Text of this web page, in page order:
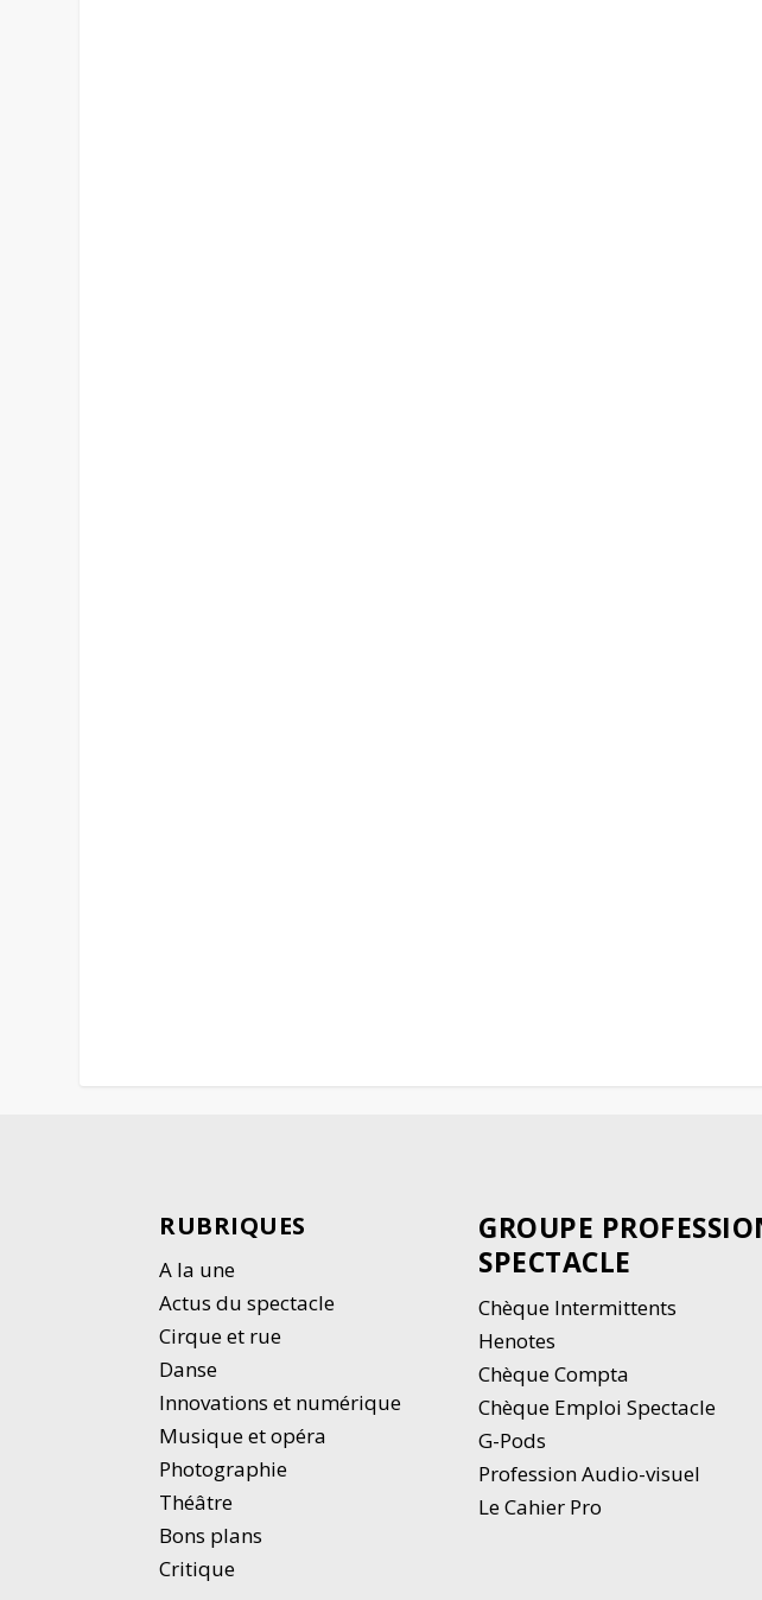
RUBRIQUES
A la une
Actus du spectacle
Cirque et rue
Danse
Innovations et numérique
Musique et opéra
Photographie
Théâtre
Bons plans
Critique
GROUPE
SPECTACLE
Chèque Intermittents
Henotes
Chèque Compta
Chèque Emploi Spectacle
G-Pods
Profession Audio-visuel
Le Cahier Pro